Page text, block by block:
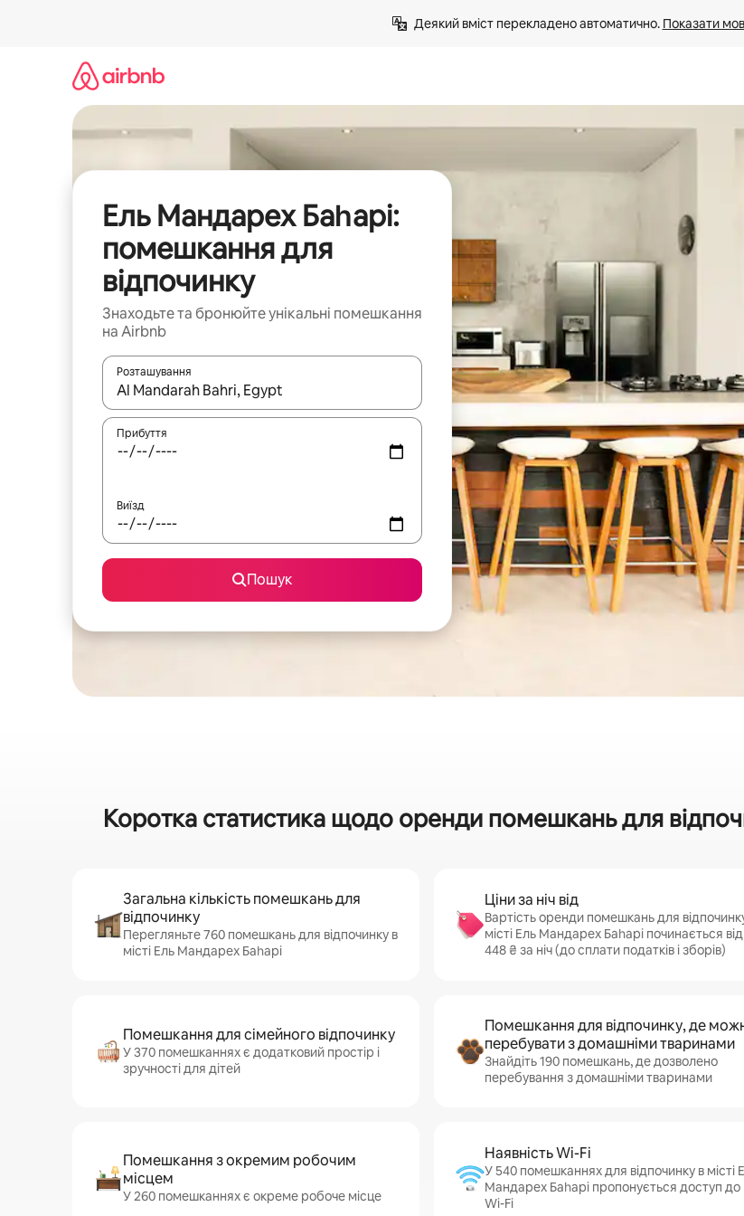
Деякий вміст перекладено автоматично. Показати
Ель Мандарех Баһарі:
помешкання для
відпочинку
Знаходьте та бронюйте унікальні помешкання
на Airbnb
Розташування
Отримавши результати пошуку, використовуйте для навігації сторінкою клавіші зі стрілками вгору та
Прибуття
Виїзд
Пошук
Коротка статистика щодо оренди помешкань для
Загальна кількість помешкань для
відпочинку
Перегляньте 760 помешкань для відпочинку в
місті Ель Мандарех Баһарі
Ціни за ніч від
Вартість оренди помешкань для
місті Ель Мандарех Баһарі починається від
448 ₴ за ніч (до сплати податків і зборів)
Помешкання для сімейного відпочинку
У 370 помешканнях є додатковий простір і
зручності для дітей
Помешкання для відпочинку, де
перебувати з домашніми тваринами
Знайдіть 190 помешкань, де дозволено
перебування з домашніми тваринами
Помешкання з окремим робочим
місцем
У 260 помешканнях є окреме робоче місце
Наявність Wi-Fi
У 540 помешканнях для відпочинку в місті
Мандарех Баһарі пропонується доступ до
Wi-Fi